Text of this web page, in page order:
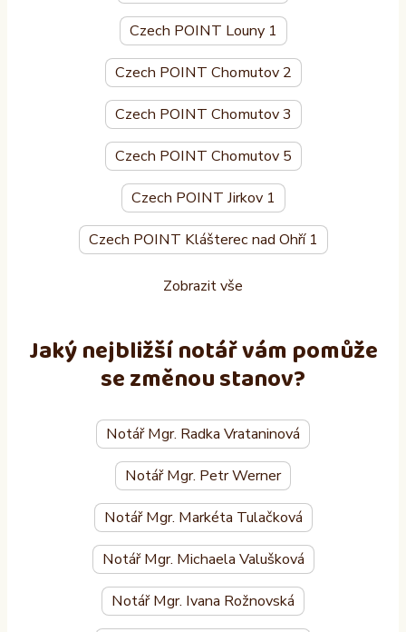
Czech POINT Louny 1
Czech POINT Chomutov 2
Czech POINT Chomutov 3
Czech POINT Chomutov 5
Czech POINT Jirkov 1
Czech POINT Klášterec nad Ohří 1
Zobrazit vše
Jaký nejbližší notář vám pomůže
se změnou stanov?
Notář Mgr. Radka Vrataninová
Notář Mgr. Petr Werner
Notář Mgr. Markéta Tulačková
Notář Mgr. Michaela Valušková
Notář Mgr. Ivana Rožnovská